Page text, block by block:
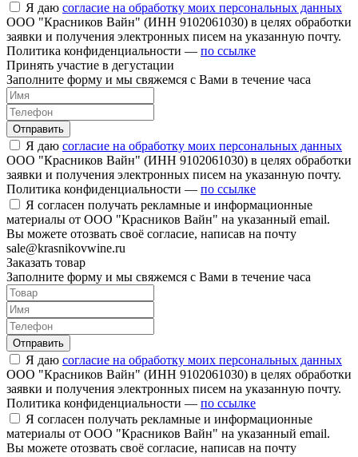
Я даю согласие на обработку моих персональных данных
ООО "Красников Вайн" (ИНН 9102061030) в целях обработки
заявки и получения электронных писем на указанную почту.
Политика конфиденциальности — по ссылке
Принять участие в дегустации
Заполните форму и мы свяжемся с Вами в течение часа
Отправить
Я даю согласие на обработку моих персональных данных
ООО "Красников Вайн" (ИНН 9102061030) в целях обработки
заявки и получения электронных писем на указанную почту.
Политика конфиденциальности — по ссылке
Я согласен получать рекламные и информационные
материалы от ООО "Красников Вайн" на указанный email.
Вы можете отозвать своё согласие, написав на почту
sale@krasnikovwine.ru
Заказать товар
Заполните форму и мы свяжемся с Вами в течение часа
Отправить
Я даю согласие на обработку моих персональных данных
ООО "Красников Вайн" (ИНН 9102061030) в целях обработки
заявки и получения электронных писем на указанную почту.
Политика конфиденциальности — по ссылке
Я согласен получать рекламные и информационные
материалы от ООО "Красников Вайн" на указанный email.
Вы можете отозвать своё согласие, написав на почту